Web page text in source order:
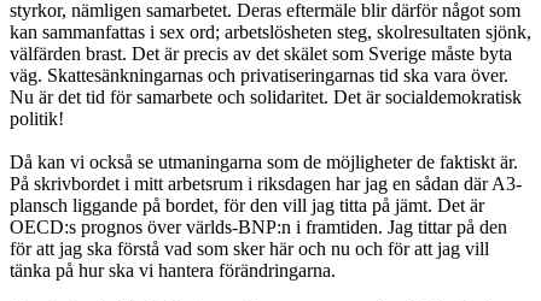
styrkor, nämligen samarbetet. Deras eftermäle blir därför något som
kan sammanfattas i sex ord; arbetslösheten steg, skolresultaten sjönk,
välfärden brast. Det är precis av det skälet som Sverige måste byta
väg. Skattesänkningarnas och privatiseringarnas tid ska vara över.
Nu är det tid för samarbete och solidaritet. Det är socialdemokratisk
politik!
Då kan vi också se utmaningarna som de möjligheter de faktiskt är.
På skrivbordet i mitt arbetsrum i riksdagen har jag en sådan där A3-
plansch liggande på bordet, för den vill jag titta på jämt. Det är
OECD:s prognos över världs-BNP:n i framtiden. Jag tittar på den
för att jag ska förstå vad som sker här och nu och för att jag vill
tänka på hur ska vi hantera förändringarna.